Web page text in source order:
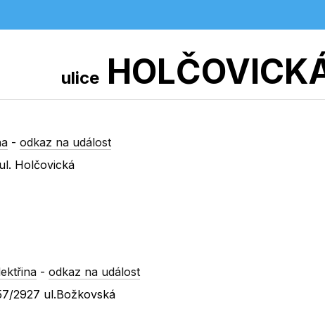
ulice
-odkaz na událost
Holčovická
-odkaz na událost
2927 ul.Božkovská